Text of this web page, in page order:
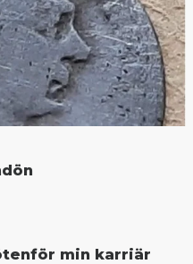
min karriär